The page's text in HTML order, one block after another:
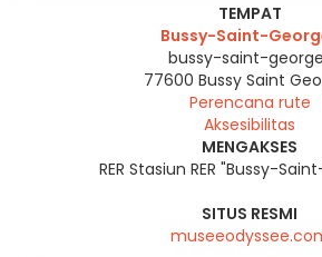
TEMPAT
Bussy-Saint-
bussy-saint-
77600 Bussy Saint
Perencana rute
Aksesibilitas
MENGAKSES
RER Stasiun RER "Bussy-
SITUS RESMI